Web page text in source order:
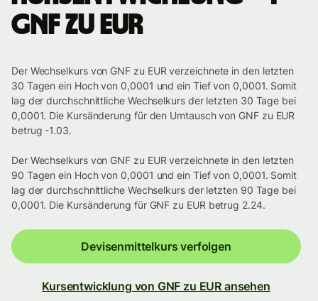
GNF zu EUR
Der Wechselkurs von GNF zu EUR verzeichnete in den letzten
30 Tagen ein Hoch von 0,0001 und ein Tief von 0,0001. Somit
lag der durchschnittliche Wechselkurs der letzten 30 Tage bei
0,0001. Die Kursänderung für den Umtausch von GNF zu EUR
betrug -1.03.
Der Wechselkurs von GNF zu EUR verzeichnete in den letzten
90 Tagen ein Hoch von 0,0001 und ein Tief von 0,0001. Somit
lag der durchschnittliche Wechselkurs der letzten 90 Tage bei
0,0001. Die Kursänderung für GNF zu EUR betrug 2.24.
Devisenmittelkurs verfolgen
Kursentwicklung von GNF zu EUR ansehen